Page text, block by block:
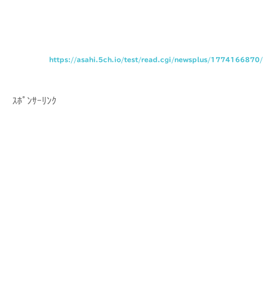
https://asahi.5ch.io/test/read.cgi/newsplus/1774166870/
ｽﾎﾟﾝｻｰﾘﾝｸ